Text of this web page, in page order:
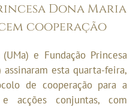
Dona Maria
cooperação
e Fundação Princesa
assinaram esta quarta-feira,
de cooperação para a
acções conjuntas, com